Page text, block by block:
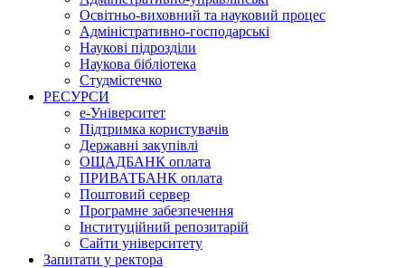
Освітньо-виховний та науковий процес
Адміністративно-господарські
Наукові підрозділи
Наукова бібліотека
Студмістечко
РЕСУРСИ
е-Університет
Підтримка користувачів
Державні закупівлі
ОЩАДБАНК оплата
ПРИВАТБАНК оплата
Поштовий сервер
Програмне забезпечення
Інституційний репозитарій
Сайти університету
Запитати у ректора